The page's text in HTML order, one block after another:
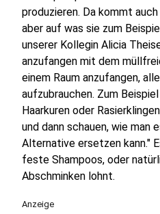
produzieren. Da kommt
aber auf was sie zum
unserer Kollegin Alicia
anzufangen mit dem
einem Raum anzufangen,
aufzubrauchen. Zum
Haarkuren oder
und dann schauen, wie man
Alternative ersetzen kann."
feste Shampoos, oder
Abschminken lohnt.
Anzeige